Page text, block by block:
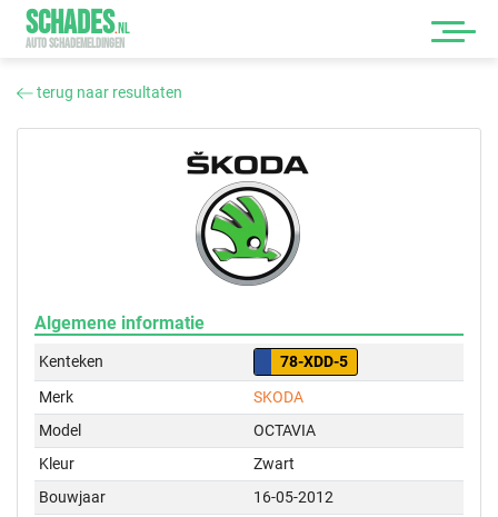
SCHADES.NL
AUTO SCHADEMELDINGEN
terug naar resultaten
Algemene informatie
Kenteken
78-XDD-5
Merk
SKODA
Model
OCTAVIA
Kleur
Zwart
Bouwjaar
16-05-2012